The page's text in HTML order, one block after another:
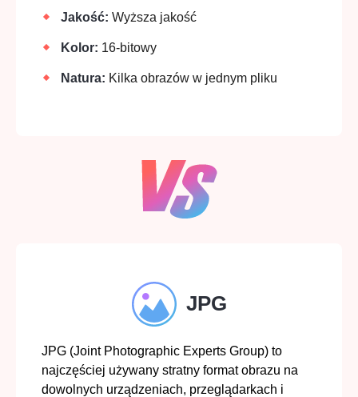
Jakość: Wyższa jakość
Kolor: 16-bitowy
Natura: Kilka obrazów w jednym pliku
JPG
JPG (Joint Photographic Experts Group) to
najczęściej używany stratny format obrazu na
dowolnych urządzeniach, przeglądarkach i